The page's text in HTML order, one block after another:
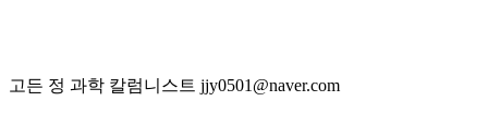
고든 정 과학 칼럼니스트 jjy0501@naver.com